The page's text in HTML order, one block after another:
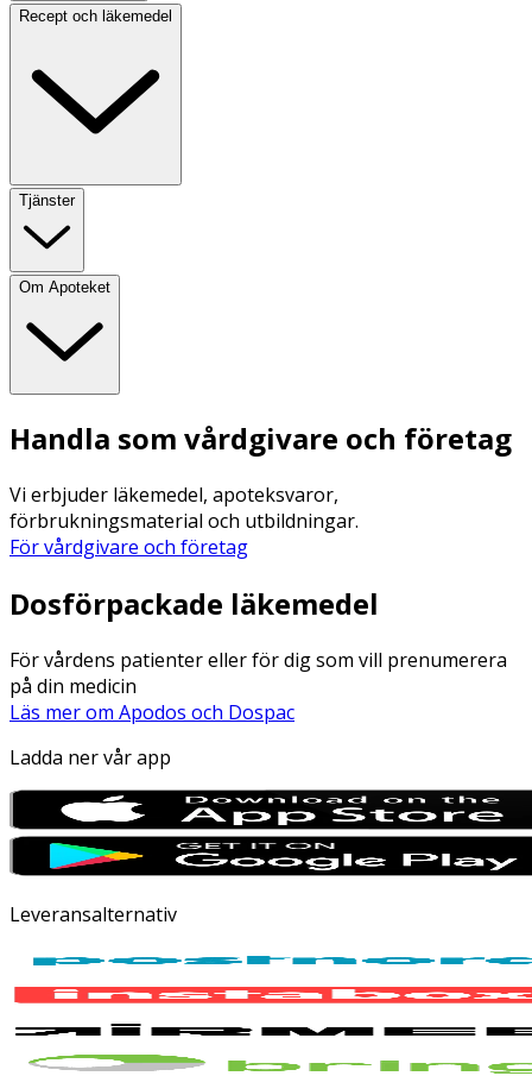
Recept och läkemedel
Tjänster
Om Apoteket
Handla som vårdgivare och företag
Vi erbjuder läkemedel, apoteksvaror,
förbrukningsmaterial och utbildningar.
För vårdgivare och företag
Dosförpackade läkemedel
För vårdens patienter eller för dig som vill prenumerera
på din medicin
Läs mer om Apodos och Dospac
Ladda ner vår app
Leveransalternativ